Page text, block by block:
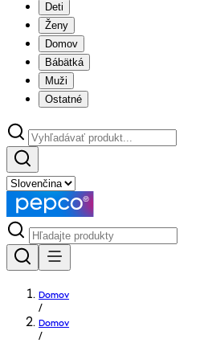
Deti
Ženy
Domov
Bábätká
Muži
Ostatné
Domov
/
Domov
/